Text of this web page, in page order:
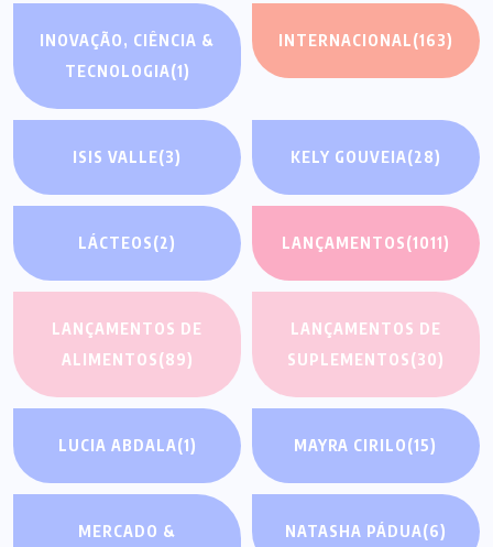
INOVAÇÃO, CIÊNCIA &
TECNOLOGIA(1)
INTERNACIONAL(163)
ISIS VALLE(3) KELY GOUVEIA(28)
LÁCTEOS(2) LANÇAMENTOS(1011)
LANÇAMENTOS DE
ALIMENTOS(89)
LANÇAMENTOS DE
SUPLEMENTOS(30)
LUCIA ABDALA(1) MAYRA CIRILO(15)
MERCADO & NATASHA PÁDUA(6)